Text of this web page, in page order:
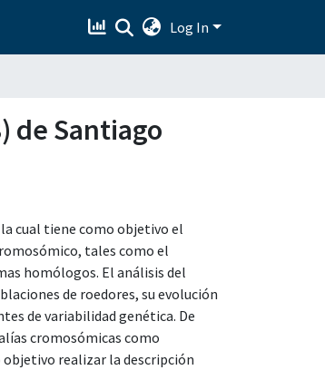
Log In
de Santiago
cual tiene como objetivo el
tales como el
homólogos. El análisis del
de roedores, su evolución
de variabilidad genética. De
cromosómicas como
realizar la descripción